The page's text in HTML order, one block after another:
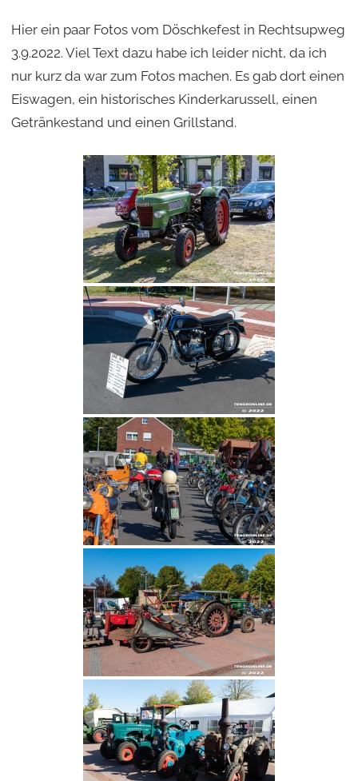
Hier ein paar Fotos vom Döschkefest in Rechtsupweg
3.9.2022. Viel Text dazu habe ich leider nicht, da ich
nur kurz da war zum Fotos machen. Es gab dort einen
Eiswagen, ein historisches Kinderkarussell, einen
Getränkestand und einen Grillstand.